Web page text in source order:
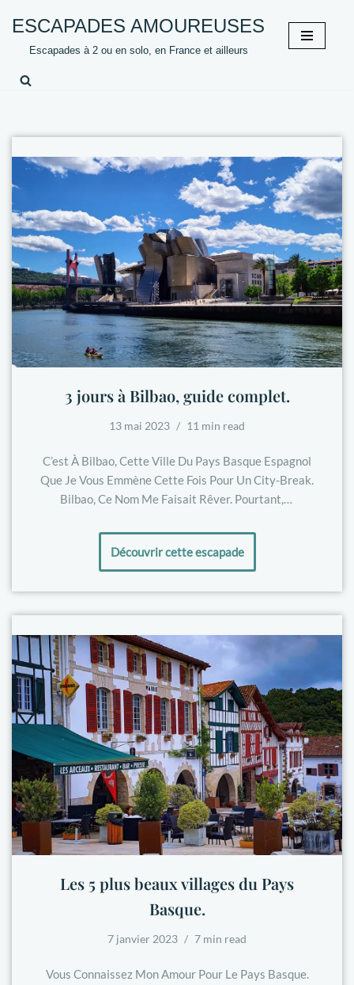
Aller
contenu
ESCAPADES AMOUREUSES
Escapades à 2 ou en solo, en France et ailleurs
3 jours à Bilbao, guide complet.
13 mai 2023 11 min read
C’est À Bilbao, Cette Ville Du Pays Basque Espagnol
Que Je Vous Emmène Cette Fois Pour Un City-Break.
Bilbao, Ce Nom Me Faisait Rêver. Pourtant,…
Découvrir cette escapade
Les 5 plus beaux villages du Pays
Basque.
7 janvier 2023 7 min read
Vous Connaissez Mon Amour Pour Le Pays Basque.